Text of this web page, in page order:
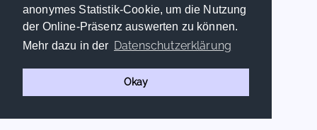
anonymes Statistik-Cookie, um die Nutzung
der Online-Präsenz auswerten zu können.
Mehr dazu in der Datenschutzerklärung
Okay